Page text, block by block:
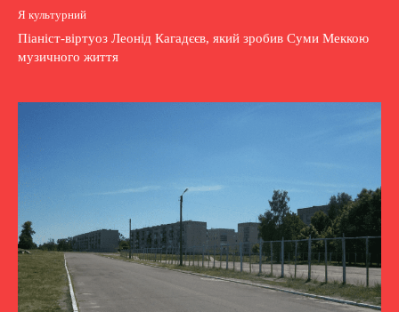
Я культурний
Піаніст-віртуоз Леонід Кагадєєв, який зробив Суми Меккою
музичного життя